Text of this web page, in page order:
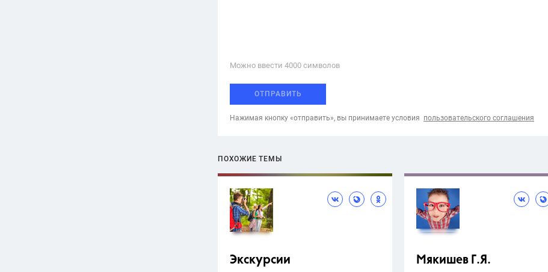
Можно ввести 4000 cимволов
ОТПРАВИТЬ
Нажимая кнопку «отправить», вы принимаете условия пользовательского соглашения
ПОХОЖИЕ ТЕМЫ
Экскурсии Мякишев Г.Я.